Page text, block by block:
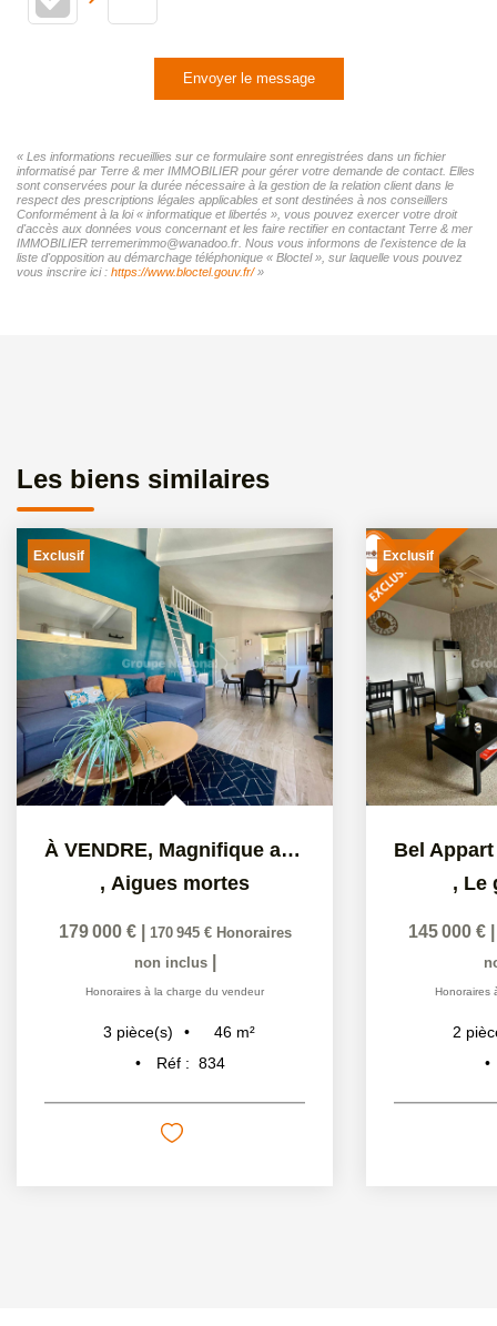
Envoyer le message
« Les informations recueillies sur ce formulaire sont enregistrées dans un fichier
informatisé par Terre & mer IMMOBILIER pour gérer votre demande de contact. Elles
sont conservées pour la durée nécessaire à la gestion de la relation client dans le
respect des prescriptions légales applicables et sont destinées à nos conseillers
Conformément à la loi « informatique et libertés », vous pouvez exercer votre droit
d'accès aux données vous concernant et les faire rectifier en contactant Terre & mer
IMMOBILIER terremerimmo@wanadoo.fr. Nous vous informons de l'existence de la
liste d'opposition au démarchage téléphonique « Bloctel », sur laquelle vous pouvez
vous inscrire ici : https://www.bloctel.gouv.fr/»
Les biens similaires
Exclusif
À VENDRE, Magnifique appartement à Aigues-Mortes
, Aigues mortes
179 000 € 170 945 € Honoraires
non inclus
Honoraires à la charge du vendeur
3 pièce(s) 46 m²
Réf : 834
Exclusif
, Le
145 000 €
Honoraires
2